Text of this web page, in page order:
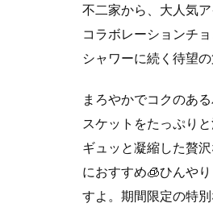
不二家から、大人気
コラボレーションチ
シャワーに続く待望
まろやかでコクのあ
スケットをたっぷり
ギュッと凝縮した贅
におすすめ🧊ひんや
すよ。期間限定の特